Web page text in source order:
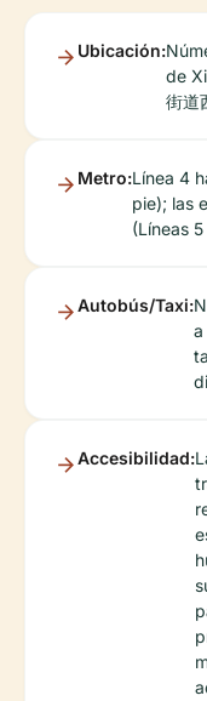
Ubicación:
de
街道
Metro:Línea 4
pie); las
(Líneas
Autobús/Taxi:
a
Accesibilidad: